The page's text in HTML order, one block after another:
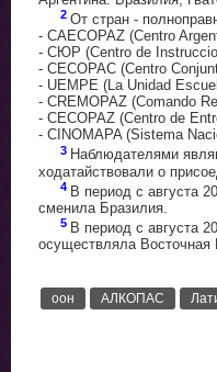
2 От стран -
- CAECOPAZ (Centro
- СЮР (Centro de
- CECOPAC (Centro
- UEMPE (La Unidad
- CREMOPAZ (Comando
- CECOPAZ (Centro de
- CINOMAPA (Sistema
3 Наблюдателями
ходатайствовали о
4 В период с августа
сменила Бразилия.
5 В период с августа
осуществляла Восточная
оон АЛКОПАС